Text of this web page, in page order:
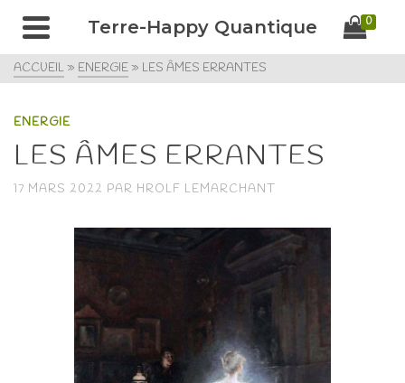
Terre-Happy Quantique 0
ACCUEIL» ENERGIE» LES ÂMES ERRANTES
ENERGIE
LES ÂMES ERRANTES
17 MARS 2022 PAR HROLF LEMARCHANT